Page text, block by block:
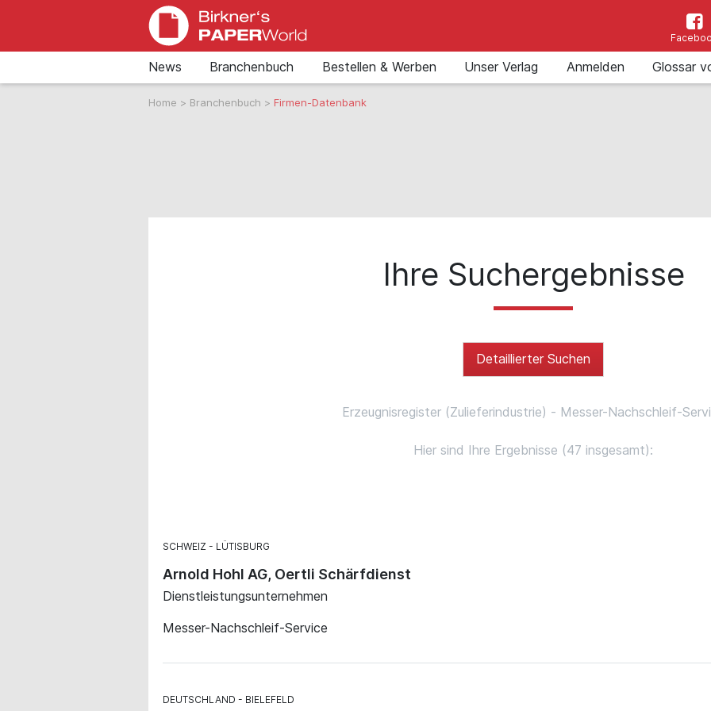
News Branchenbuch Bestellen & Werben Unser Verlag Anmelden Glossar
Home > Branchenbuch > Firmen-Datenbank
Ihre Suchergebnisse
Detaillierter Suchen
Erzeugnisregister (Zulieferindustrie) - Messer-Nachschleif-
Hier sind Ihre Ergebnisse (47 insgesamt):
SCHWEIZ LÜTISBURG
Arnold Hohl AG, Oertli Schärfdienst
Dienstleistungsunternehmen
Messer-Nachschleif-Service
DEUTSCHLAND BIELEFELD